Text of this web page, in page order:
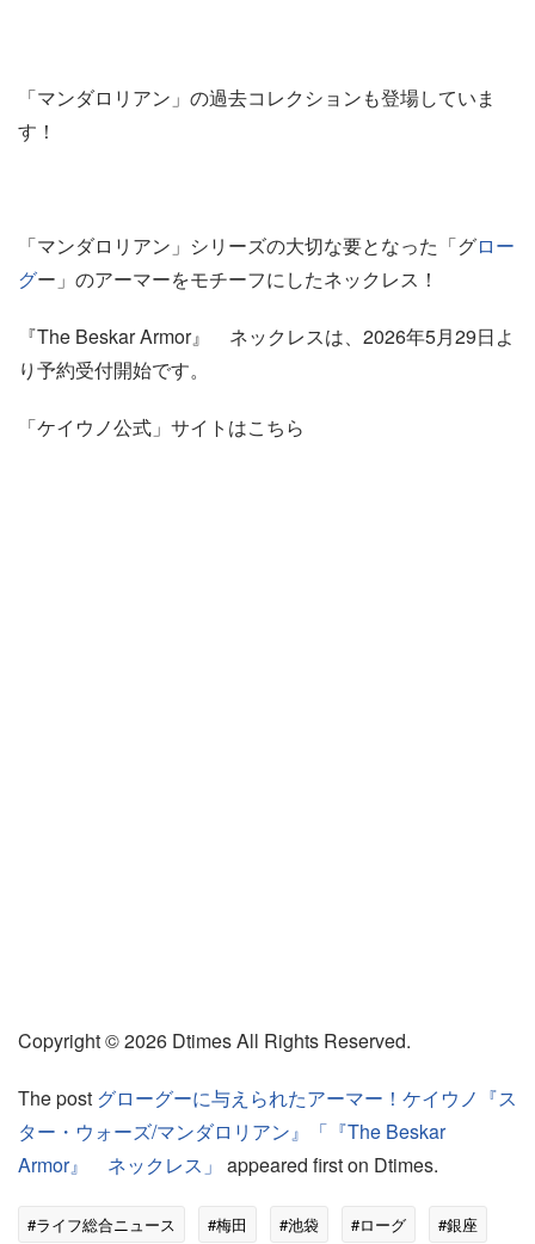
「マンダロリアン」の過去コレクションも登場していま
す！
「マンダロリアン」シリーズの大切な要となった「グロー
グー」のアーマーをモチーフにしたネックレス！
『The Beskar Armor』 ネックレスは、2026年5月29日よ
り予約受付開始です。
「ケイウノ公式」サイトはこちら
Copyright © 2026 Dtimes All Rights Reserved.
The post グローグーに与えられたアーマー！ケイウノ『ス
ター・ウォーズ/マンダロリアン』「『The Beskar
Armor』 ネックレス」 appeared first on Dtimes.
#ライフ総合ニュース #梅田 #池袋 #ローグ #銀座